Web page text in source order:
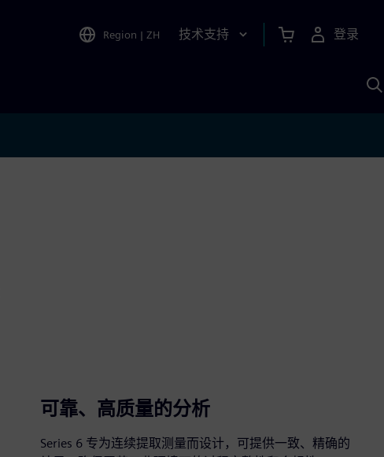
Region | ZH 技术支持 登录
可靠、高质量的分析
Series 6 专为连续提取测量而设计，可提供一致、精确的